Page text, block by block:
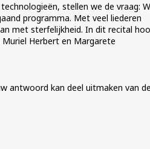
stellen we de vraag:
programma. Met veel liederen
met sterfelijkheid. In dit recital
Muriel Herbert en Margarete
antwoord kan deel uitmaken van de